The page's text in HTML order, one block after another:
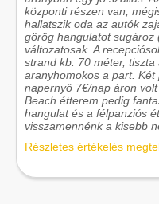
központi részen van,
hallatszik oda az autók
görög hangulatot sugároz
változatosak. A
strand kb. 70 méter,
aranyhomokos a part.
napernyő 7€/nap áron
Beach étterem pedig
hangulat és a félpanziós
visszamennénk a kisebb
Részletes értékelés